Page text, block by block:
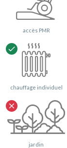
accès PMR
check
chauffage individuel
close
jardin